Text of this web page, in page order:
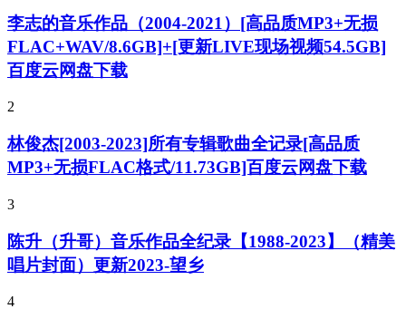
李志的音乐作品（2004-2021）[高品质MP3+无损
FLAC+WAV/8.6GB]+[更新LIVE现场视频54.5GB]
百度云网盘下载
2
林俊杰[2003-2023]所有专辑歌曲全记录[高品质
MP3+无损FLAC格式/11.73GB]百度云网盘下载
3
陈升（升哥）音乐作品全纪录【1988-2023】（精美
唱片封面）更新2023-望乡
4